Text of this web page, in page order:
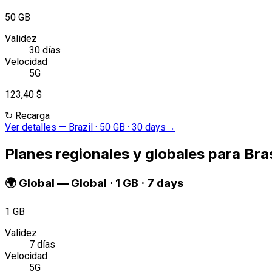
50 GB
Validez
30 días
Velocidad
5G
123,40 $
↻ Recarga
Ver detalles — Brazil · 50 GB · 30 days →
Planes regionales y globales para
🌍 Global — Global · 1 GB · 7 days
1 GB
Validez
7 días
Velocidad
5G